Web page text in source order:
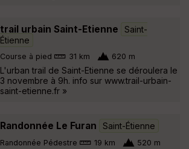
trail urbain Saint-Etienne
Saint-
Étienne
Course à pied 31 km 620 m
L'urban trail de Saint-Etienne se déroulera le
3 novembre à 9h. info sur www.trail-urbain-
saint-etienne.fr »
Randonnée Le Furan Saint-Étienne
Randonnée Pédestre 19 km 520 m